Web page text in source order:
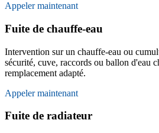
Appeler maintenant
Fuite de chauffe-eau
Intervention sur un chauffe-eau ou
sécurité, cuve, raccords ou ballon d'eau
remplacement adapté.
Appeler maintenant
Fuite de radiateur